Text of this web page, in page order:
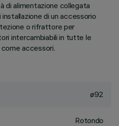
di alimentazione collegata
installazione di un accessorio
o rifrattore per
intercambiabili in tutte le
accessori.
ø92
Rotondo